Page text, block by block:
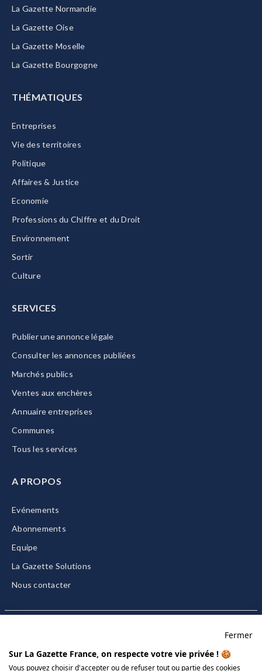
La Gazette Normandie
La Gazette Oise
La Gazette Moselle
La Gazette Bourgogne
THÉMATIQUES
Entreprises
Vie des territoires
Politique
Affaires & Justice
Economie
Professions du Chiffre et du Droit
Environnement
Sortir
Culture
SERVICES
Publier une annonce légale
Consulter les annonces publiées
Marchés publics
Ventes aux enchères
Annuaire entreprises
Communes
Tous les services
A PROPOS
Evénements
Abonnements
Equipe
La Gazette Solutions
Nous contacter
CGU/CGV
Fermer
Sur La Gazette France, on respecte votre vie privée ! 🍪
Vous pouvez choisir d'accepter ou de refuser tout ou partie des cookies